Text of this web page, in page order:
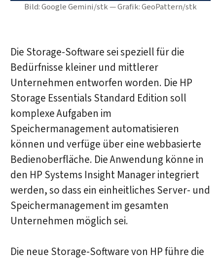
Bild: Google Gemini/stk — Grafik: GeoPattern/stk
Die Storage-Software sei speziell für die
Bedürfnisse kleiner und mittlerer
Unternehmen entworfen worden. Die HP
Storage Essentials Standard Edition soll
komplexe Aufgaben im
Speichermanagement automatisieren
können und verfüge über eine webbasierte
Bedienoberfläche. Die Anwendung könne in
den HP Systems Insight Manager integriert
werden, so dass ein einheitliches Server- und
Speichermanagement im gesamten
Unternehmen möglich sei.
Die neue Storage-Software von HP führe die